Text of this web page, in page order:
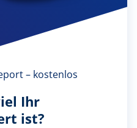
– kostenlos
Ihr
ist?